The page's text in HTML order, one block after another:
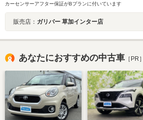
カーセンサーアフター保証がBプランに付いています
販売店： ガリバー 草加インター店
あなたにおすすめの中古車 ［PR］